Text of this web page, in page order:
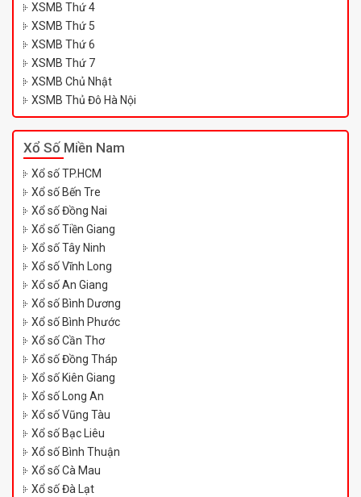
XSMB Thứ 4
XSMB Thứ 5
XSMB Thứ 6
XSMB Thứ 7
XSMB Chủ Nhật
XSMB Thủ Đô Hà Nội
Xổ Số Miền Nam
Xổ số TP.HCM
Xổ số Bến Tre
Xổ số Đồng Nai
Xổ số Tiền Giang
Xổ số Tây Ninh
Xổ số Vĩnh Long
Xổ số An Giang
Xổ số Bình Dương
Xổ số Bình Phước
Xổ số Cần Thơ
Xổ số Đồng Tháp
Xổ số Kiên Giang
Xổ số Long An
Xổ số Vũng Tàu
Xổ số Bạc Liêu
Xổ số Bình Thuận
Xổ số Cà Mau
Xổ số Đà Lạt